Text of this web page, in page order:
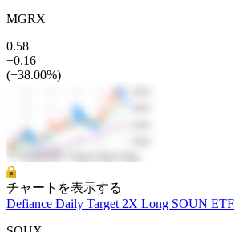
MGRX
0.58
+0.16
(+38.00%)
チャートを表示する
Defiance Daily Target 2X Long SOUN ETF